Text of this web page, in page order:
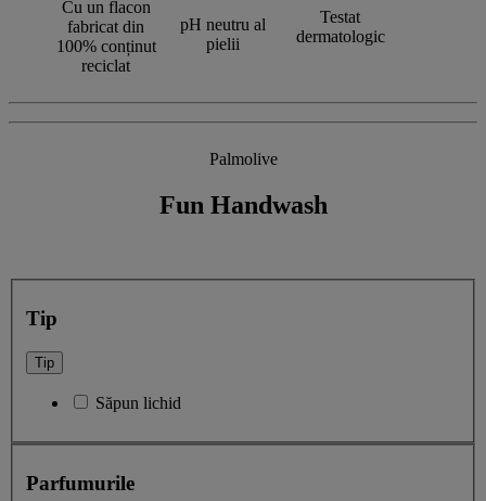
Cu un flacon
fabricat din
100% conținut
reciclat
pH neutru al
pielii
Testat
dermatologic
Palmolive
Fun Handwash
Tip
Tip
Săpun lichid
Parfumurile